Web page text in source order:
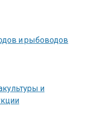
и рыбоводов
и